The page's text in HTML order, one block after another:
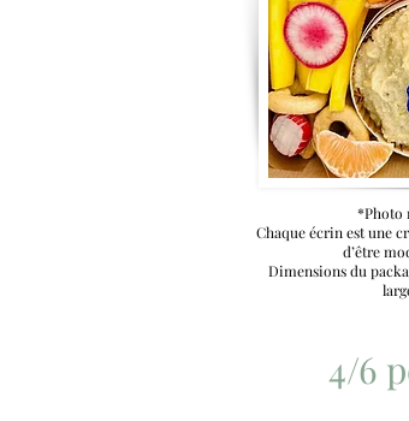
*Photo
Chaque écrin est une
d’être
Dimensions du
4/6